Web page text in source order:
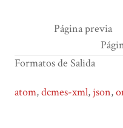
Página previa
Formatos de Salida
atom,dcmes-xml, json,